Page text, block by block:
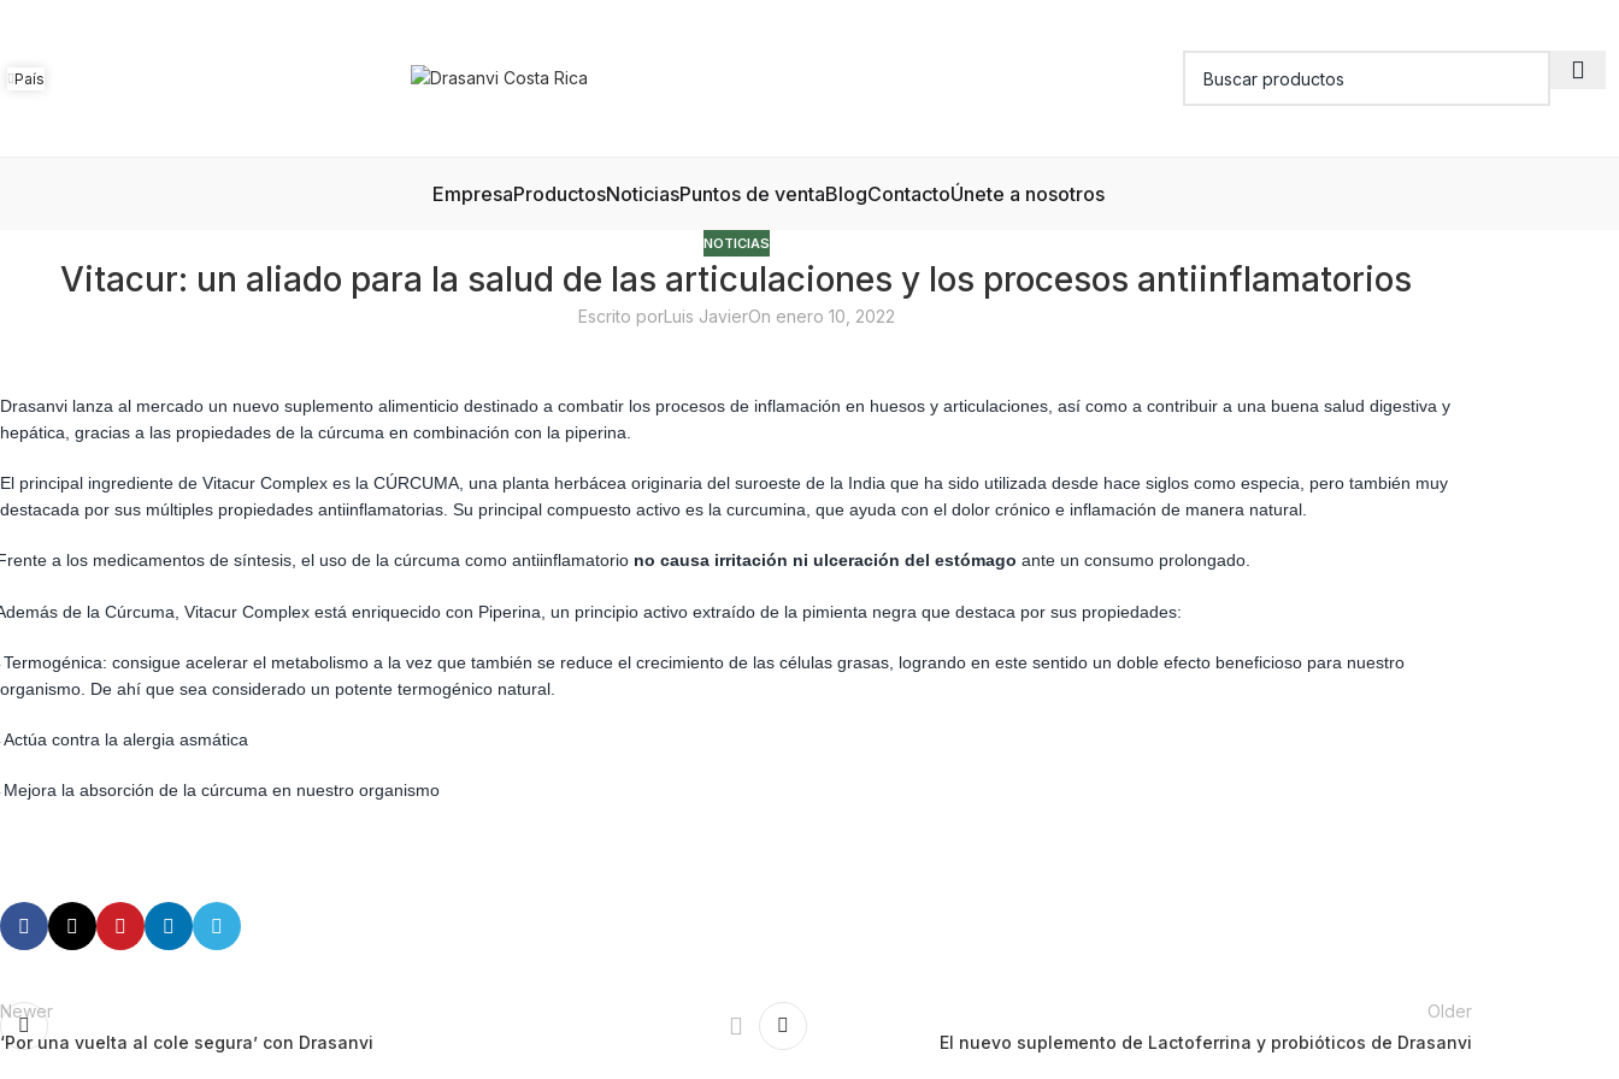
País
EmpresaProductosNoticiasPuntos de ventaBlogContactoÚnete a nosotros
NOTICIAS
Vitacur: un aliado para la salud de las articulaciones y los procesos antiinflamatorios
Escrito porLuis JavierOn enero 10, 2022
Drasanvi lanza al mercado un nuevo suplemento alimenticio destinado a combatir los procesos de inflamación en huesos y articulaciones, así como a contribuir a una buena salud digestiva y
hepática, gracias a las propiedades de la cúrcuma en combinación con la piperina.
El principal ingrediente de Vitacur Complex es la CÚRCUMA, una planta herbácea originaria del suroeste de la India que ha sido utilizada desde hace siglos como especia, pero también muy
destacada por sus múltiples propiedades antiinflamatorias. Su principal compuesto activo es la curcumina, que ayuda con el dolor crónico e inflamación de manera natural.
a los medicamentos de síntesis, el uso de la cúrcuma como antiinflamatorio no causa irritación ni ulceración del estómago ante un consumo prolongado.
de la Cúrcuma, Vitacur Complex está enriquecido con Piperina, un principio activo extraído de la pimienta negra que destaca por sus propiedades:
Termogénica: consigue acelerar el metabolismo a la vez que también se reduce el crecimiento de las células grasas, logrando en este sentido un doble efecto beneficioso para nuestro
organismo. De ahí que sea considerado un potente termogénico natural.
Actúa contra la alergia asmática
Mejora la absorción de la cúrcuma en nuestro organismo
Newer
‘Por una vuelta al cole segura’ con Drasanvi
Older
El nuevo suplemento de Lactoferrina y probióticos de Drasanvi